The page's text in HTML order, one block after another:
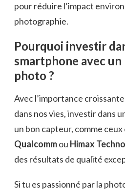
pour réduire l’impact
photographie.
Pourquoi investir
smartphone avec
photo ?
Avec l’importance
dans nos vies, investir dans
un bon capteur, comme ceux
Qualcommou Himax
des résultats de qualité
Si tu es passionné par la